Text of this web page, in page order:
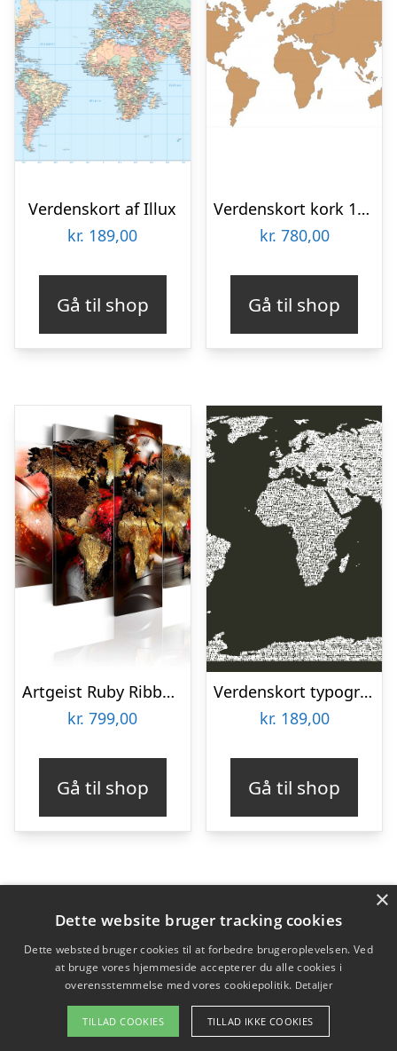
Verdenskort af Illux
kr. 189,00
Gå til shop
Verdenskort kork 107×200 cm.
kr. 780,00
Gå til shop
Artgeist Ruby Ribbon – Abstrakt verdenskort trykt på lærred, 5-delt (100×50 cm) 100×50
kr. 799,00
Gå til shop
Verdenskort typografi af Illux
kr. 189,00
Gå til shop
Varekategorier
Produkter
Forside
Om / kontakt Blog Betingelser
×
Dette website bruger tracking cookies
Dette websted bruger cookies til at forbedre brugeroplevelsen. Ved
at bruge vores hjemmeside accepterer du alle cookies i
overensstemmelse med vores cookiepolitik. Detaljer
TILLAD COOKIES TILLAD IKKE COOKIES